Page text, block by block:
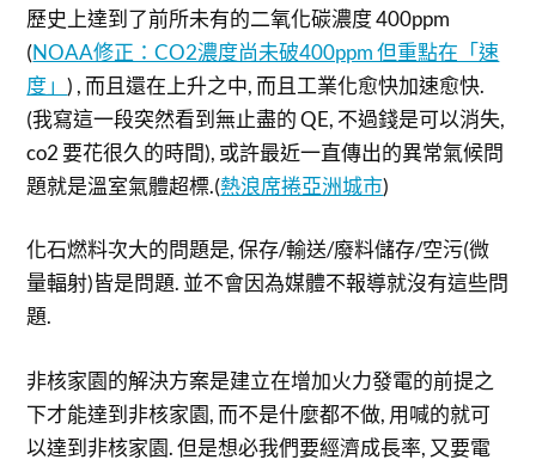
歷史上達到了前所未有的二氧化碳濃度 400ppm
(NOAA修正：CO2濃度尚未破400ppm 但重點在「速
度」) , 而且還在上升之中, 而且工業化愈快加速愈快.
(我寫這一段突然看到無止盡的 QE, 不過錢是可以消失,
co2 要花很久的時間), 或許最近一直傳出的異常氣候問
題就是溫室氣體超標.(熱浪席捲亞洲城市)
化石燃料次大的問題是, 保存/輸送/廢料儲存/空污(微
量輻射)皆是問題. 並不會因為媒體不報導就沒有這些問
題.
非核家園的解決方案是建立在增加火力發電的前提之
下才能達到非核家園, 而不是什麼都不做, 用喊的就可
以達到非核家園. 但是想必我們要經濟成長率, 又要電